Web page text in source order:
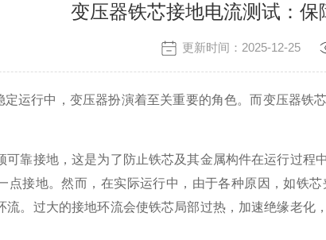
变压器铁芯接地电流测试：
更新时间：2025-12-25
行中，变压器扮演着至关重要的角色。而变压器铁
接地，这是为了防止铁芯及其金属构件在运行过程
点接地。然而，在实际运行中，由于各种原因，如铁
流。过大的接地环流会使铁芯局部过热，加速绝缘老